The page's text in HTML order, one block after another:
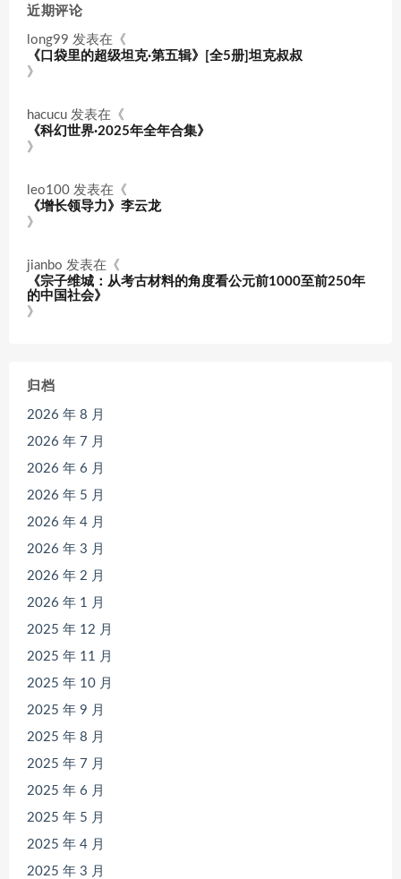
近期评论
long99 发表在《
《口袋里的超级坦克·第五辑》[全5册]坦克叔叔
》
hacucu 发表在《
《科幻世界·2025年全年合集》
》
leo100 发表在《
《增长领导力》李云龙
》
jianbo 发表在《
《宗子维城：从考古材料的角度看公元前1000至前250年
的中国社会》
》
归档
2026 年 8 月
2026 年 7 月
2026 年 6 月
2026 年 5 月
2026 年 4 月
2026 年 3 月
2026 年 2 月
2026 年 1 月
2025 年 12 月
2025 年 11 月
2025 年 10 月
2025 年 9 月
2025 年 8 月
2025 年 7 月
2025 年 6 月
2025 年 5 月
2025 年 4 月
2025 年 3 月